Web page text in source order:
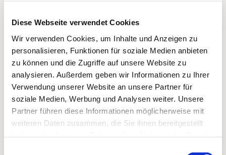
Diese Webseite verwendet Cookies
Wir verwenden Cookies, um Inhalte und Anzeigen zu
personalisieren, Funktionen für soziale Medien anbieten
zu können und die Zugriffe auf unsere Website zu
analysieren. Außerdem geben wir Informationen zu Ihrer
Verwendung unserer Website an unsere Partner für
soziale Medien, Werbung und Analysen weiter. Unsere
Partner führen diese Informationen möglicherweise mit
weiteren Daten zusammen, die Sie ihnen bereitgestellt
Begräbniskirche Herz Jesu, Garz,
Bergener Straße, 18574 Garz/Rügen